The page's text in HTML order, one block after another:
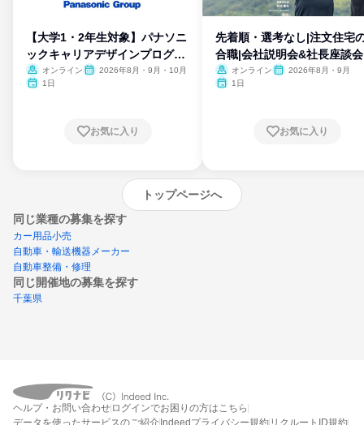
【大学1・2年生対象】パナソニ
ックキャリアデザインプログラ
ム
オンライン
2026年8月・9月・10月
1日
お気に入り
先着順・選考なし|注文住宅
合職|会社説明会&社長座談会
オンライン
2026年8月・9月
1日
お気に入り
トップページへ
同じ業種の募集を探す
カー用品小売
自動車・輸送機器メーカー
自動車整備・修理
同じ開催地の募集を探す
千葉県
エントリーするとプログラムの詳細案内を
受け取れるようになります
ヘルプ・お問い合わせ ログインでお困りの方はこちら